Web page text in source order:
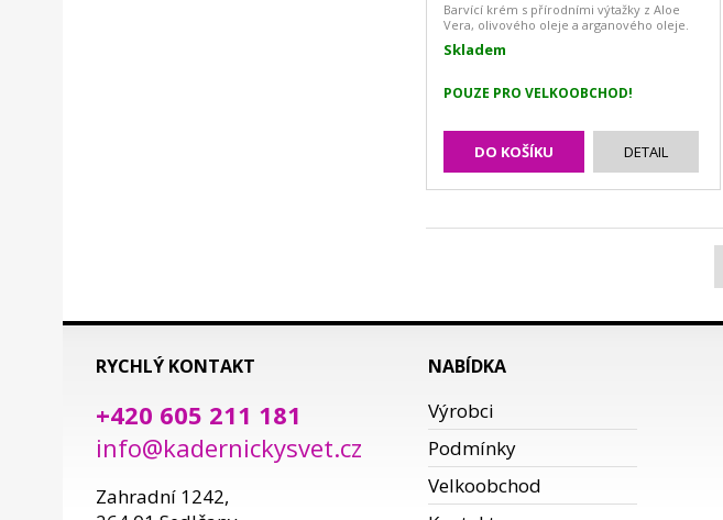
Barvící krém s přírodními výtažky z Aloe
Vera, olivového oleje a arganového oleje.
Skladem
POUZE PRO VELKOOBCHOD!
DO KOŠÍKU DETAIL
RYCHLÝ KONTAKT
+420 605 211 181
info@kadernickysvet.cz
Zahradní 1242,
NABÍDKA
Výrobci
Podmínky
Velkoobchod